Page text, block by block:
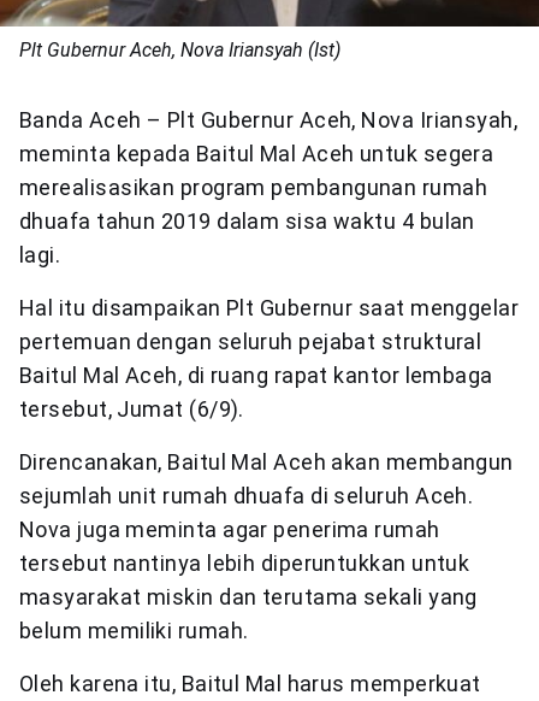
Plt Gubernur Aceh, Nova Iriansyah (Ist)
Banda Aceh – Plt Gubernur Aceh, Nova Iriansyah,
meminta kepada Baitul Mal Aceh untuk segera
merealisasikan program pembangunan rumah
dhuafa tahun 2019 dalam sisa waktu 4 bulan
lagi.
Hal itu disampaikan Plt Gubernur saat menggelar
pertemuan dengan seluruh pejabat struktural
Baitul Mal Aceh, di ruang rapat kantor lembaga
tersebut, Jumat (6/9).
Direncanakan, Baitul Mal Aceh akan membangun
sejumlah unit rumah dhuafa di seluruh Aceh.
Nova juga meminta agar penerima rumah
tersebut nantinya lebih diperuntukkan untuk
masyarakat miskin dan terutama sekali yang
belum memiliki rumah.
Oleh karena itu, Baitul Mal harus memperkuat